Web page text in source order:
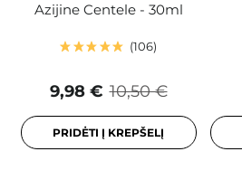
Azijine Centele - 30ml
106
10,50 €
9,98 €
PRIDĖTI Į KREPŠELĮ